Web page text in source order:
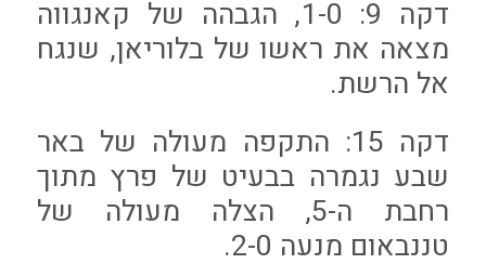
דקה 9: 1-0, הגבהה של קאנגווה
מצאה את ראשו של בלוריאן, שנגח
אל הרשת.
דקה 15: התקפה מעולה של באר
שבע נגמרה בבעיט של פרץ מתוך
רחבת ה-5, הצלה מעולה של
טננבאום מנעה 2-0.